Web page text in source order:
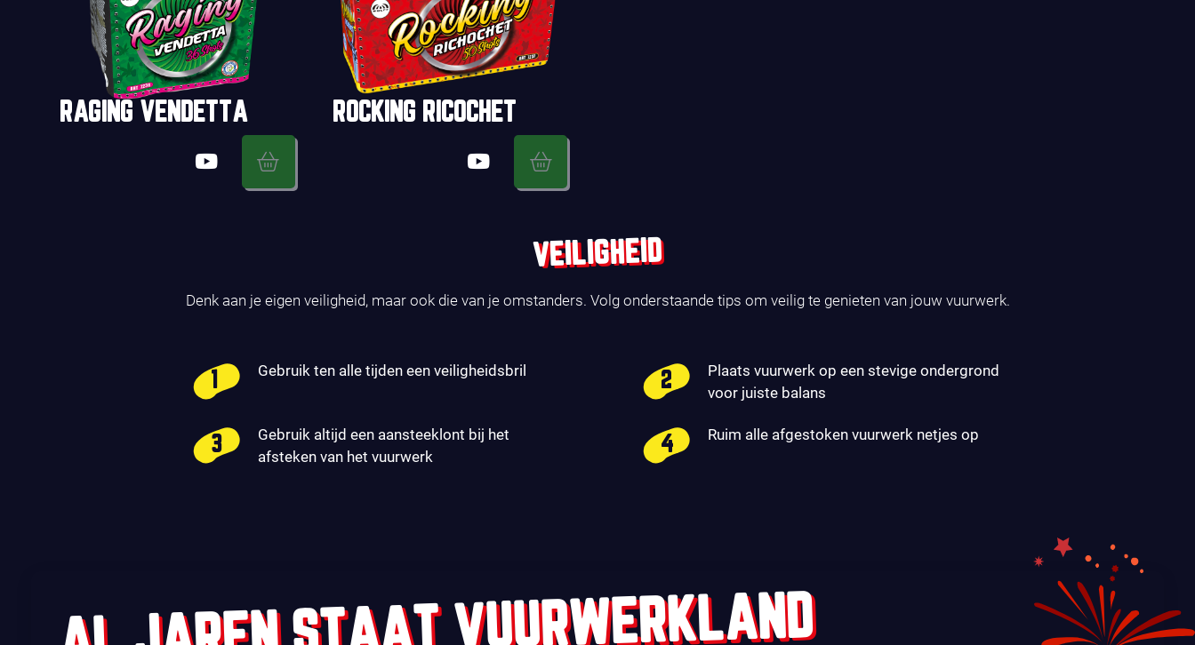
RAGING VENDETTA ROCKING RICOCHET
VEILIGHEID
Denk aan je eigen veiligheid, maar ook die van je omstanders. Volg onderstaande tips om veilig te genieten van jouw vuurwerk.
Gebruik ten alle tijden een veiligheidsbril
Plaats vuurwerk op een stevige ondergrond
voor juiste balans
Gebruik altijd een aansteeklont bij het
afsteken van het vuurwerk
Ruim alle afgestoken vuurwerk netjes op